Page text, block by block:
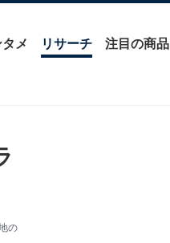
メ リサーチ 注目の商品
の